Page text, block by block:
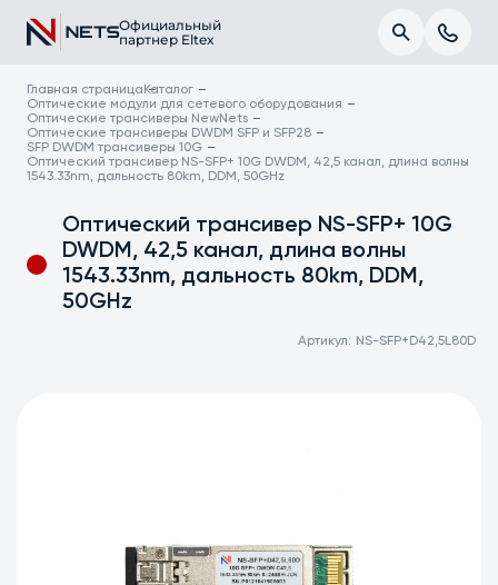
Официальный
партнер Eltex
Главная страница Каталог
Оптические модули для сетевого оборудования
Оптические трансиверы NewNets
Оптические трансиверы DWDM SFP и SFP28
SFP DWDM трансиверы 10G
Оптический трансивер NS-SFP+ 10G DWDM, 42,5 канал, длина волны
1543.33nm, дальность 80km, DDM, 50GHz
Оптический трансивер NS-SFP+ 10G
DWDM, 42,5 канал, длина волны
1543.33nm, дальность 80km, DDM,
50GHz
Артикул: NS-SFP+D42,5L80D